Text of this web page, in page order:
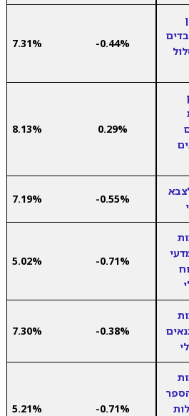
-0.44%
7.31%
0.29%
8.13%
-0.55%
7.19%
-0.71%
5.02%
-0.38%
7.30%
-0.71%
5.21%